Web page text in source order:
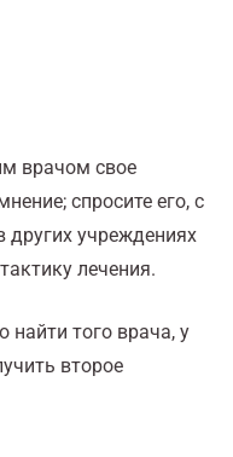
врачом свое
спросите его, с
других учреждениях
лечения.
найти того врача, у
второе